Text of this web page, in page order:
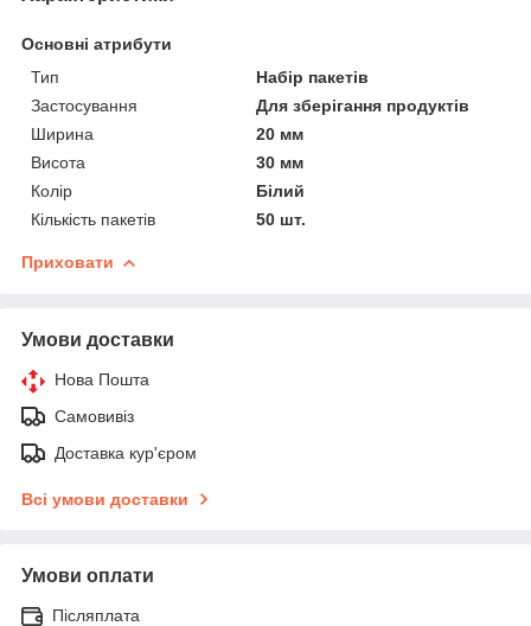
Основні атрибути
Тип
Набір пакетів
Застосування
Для зберігання продуктів
Ширина
20 мм
Висота
30 мм
Колір
Білий
Кількість пакетів
50 шт.
Приховати
Умови доставки
Нова Пошта
Самовивіз
Доставка кур'єром
Всі умови доставки
Умови оплати
Післяплата